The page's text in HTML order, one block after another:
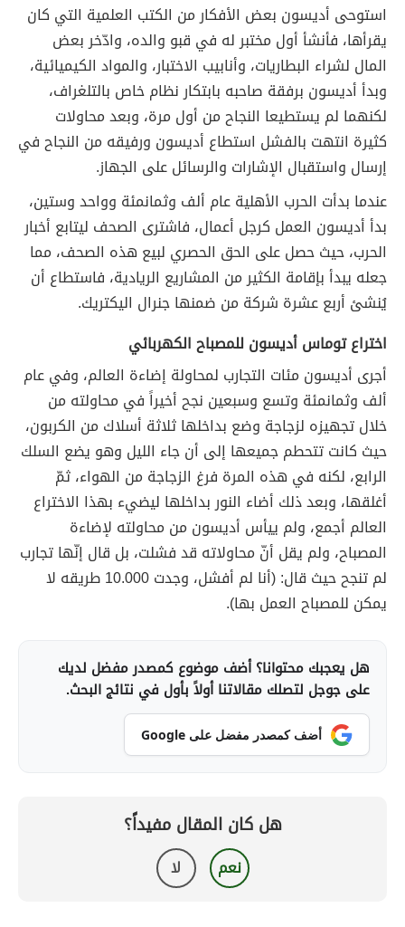
استوحى أديسون بعض الأفكار من الكتب العلمية التي كان
يقرأها، فأنشأ أول مختبر له في قبو والده، وادّخر بعض
المال لشراء البطاريات، وأنابيب الاختبار، والمواد الكيميائية،
وبدأ أديسون برفقة صاحبه بابتكار نظام خاص بالتلغراف،
لكنهما لم يستطيعا النجاح من أول مرة، وبعد محاولات
كثيرة انتهت بالفشل استطاع أديسون ورفيقه من النجاح في
إرسال واستقبال الإشارات والرسائل على الجهاز.
عندما بدأت الحرب الأهلية عام ألف وثمانمئة وواحد وستين،
بدأ أديسون العمل كرجل أعمال، فاشترى الصحف ليتابع أخبار
الحرب، حيث حصل على الحق الحصري لبيع هذه الصحف، مما
جعله يبدأ بإقامة الكثير من المشاريع الريادية، فاستطاع أن
يُنشئ أربع عشرة شركة من ضمنها جنرال اليكتريك.
اختراع توماس أديسون للمصباح الكهربائي
أجرى أديسون مئات التجارب لمحاولة إضاءة العالم، وفي عام
ألف وثمانمئة وتسع وسبعين نجح أخيراً في محاولته من
خلال تجهيزه لزجاجة وضع بداخلها ثلاثة أسلاك من الكربون،
حيث كانت تتحطم جميعها إلى أن جاء الليل وهو يضع السلك
الرابع، لكنه في هذه المرة فرغ الزجاجة من الهواء، ثمّ
أغلقها، وبعد ذلك أضاء النور بداخلها ليضيء بهذا الاختراع
العالم أجمع، ولم ييأس أديسون من محاولته لإضاءة
المصباح، ولم يقل أنّ محاولاته قد فشلت، بل قال إنّها تجارب
لم تنجح حيث قال: (أنا لم أفشل، وجدت 10.000 طريقه لا
يمكن للمصباح العمل بها).
هل يعجبك محتوانا؟ أضف موضوع كمصدر مفضل لديك
على جوجل لتصلك مقالاتنا أولاً بأول في نتائج البحث.
أضف كمصدر مفضل على Google
هل كان المقال مفيداً؟
نعم لا